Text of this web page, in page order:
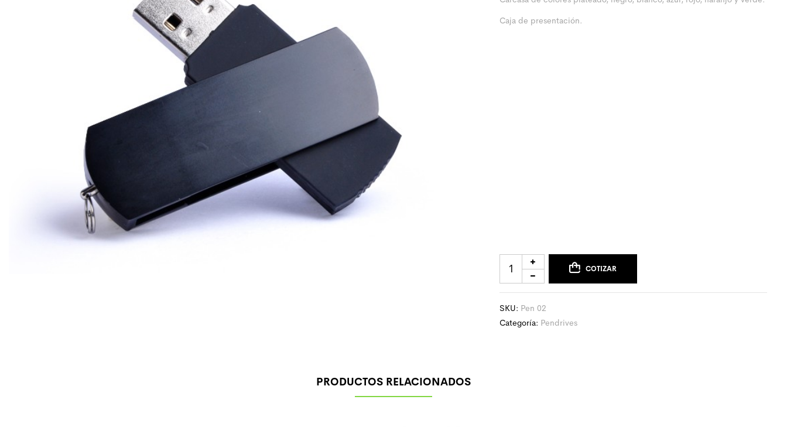
Caja de presentación.
COTIZAR
SKU: Pen 02
Categoría: Pendrives
PRODUCTOS RELACIONADOS